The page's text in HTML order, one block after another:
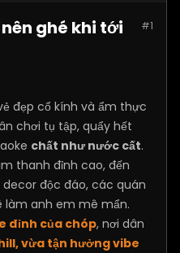
#1
ghé khi tới
đẹp cổ kính và ẩm thực
chơi tụ tập, quẩy hết
chất như nước cất.
thanh đỉnh cao, đến
độc đáo, các quán
làm anh em mê mẩn.
đỉnh của chóp, nơi dân
vừa tận hưởng vibe